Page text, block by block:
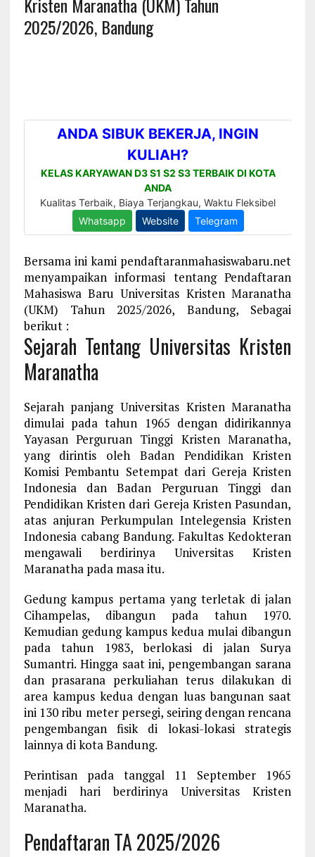
2025/2026, Bandung
Bersama ini kami pendaftaranmahasiswabaru.net
menyampaikan informasi tentang Pendaftaran
Mahasiswa Baru Universitas Kristen Maranatha
(UKM) Tahun 2025/2026, Bandung, Sebagai
berikut :
Sejarah Tentang Universitas Kristen
Maranatha
Sejarah panjang Universitas Kristen Maranatha
dimulai pada tahun 1965 dengan didirikannya
Yayasan Perguruan Tinggi Kristen Maranatha,
yang dirintis oleh Badan Pendidikan Kristen
Komisi Pembantu Setempat dari Gereja Kristen
Indonesia dan Badan Perguruan Tinggi dan
Pendidikan Kristen dari Gereja Kristen Pasundan,
atas anjuran Perkumpulan Intelegensia Kristen
Indonesia cabang Bandung. Fakultas Kedokteran
mengawali berdirinya Universitas Kristen
Maranatha pada masa itu.
Gedung kampus pertama yang terletak di jalan
Cihampelas, dibangun pada tahun 1970.
Kemudian gedung kampus kedua mulai dibangun
pada tahun 1983, berlokasi di jalan Surya
Sumantri. Hingga saat ini, pengembangan sarana
dan prasarana perkuliahan terus dilakukan di
area kampus kedua dengan luas bangunan saat
ini 130 ribu meter persegi, seiring dengan rencana
pengembangan fisik di lokasi-lokasi strategis
lainnya di kota Bandung.
Perintisan pada tanggal 11 September 1965
menjadi hari berdirinya Universitas Kristen
Maranatha.
Pendaftaran TA 2025/2026